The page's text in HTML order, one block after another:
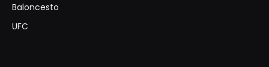
Baloncesto
UFC